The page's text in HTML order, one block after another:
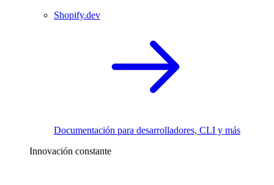
Shopify.dev
Documentación para desarrolladores, CLI y más
Innovación constante